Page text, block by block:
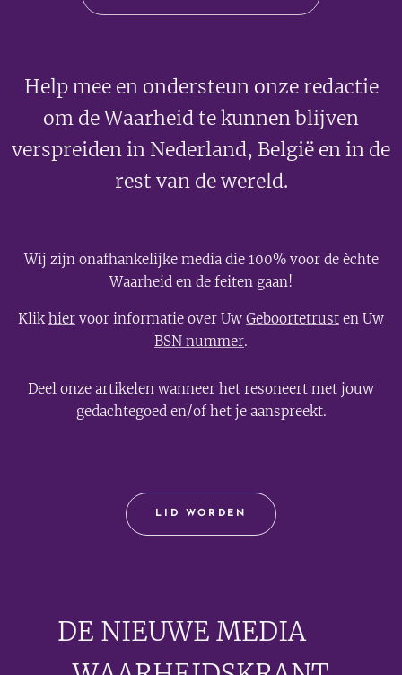
Help mee en ondersteun onze redactie
om de Waarheid te kunnen blijven
verspreiden in Nederland, België en in de
rest van de wereld.
Wij zijn onafhankelijke media die 100% voor de èchte
Waarheid en de feiten gaan!
Klikhier voor informatie over Uw Geboortetrust en Uw
BSN nummer.
Deel onze artikelen wanneer het resoneert met jouw
gedachtegoed en/of het je aanspreekt.
LID WORDEN
DE NIEUWE MEDIA🟣